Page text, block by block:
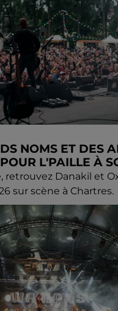
NOMS ET DES
L'PAILLE À
retrouvez Danakil et
sur scène à Chartres.